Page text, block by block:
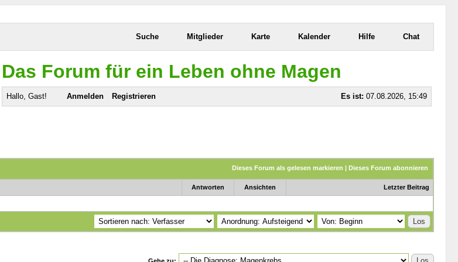
Suche Mitglieder Karte Kalender Hilfe Chat
Das Forum für ein Leben ohne Magen
Es ist: 07.08.2026, 15:49
Hallo, Gast! Anmelden Registrieren
Dieses Forum als gelesen markieren | Dieses Forum abonnieren
Antworten Ansichten Letzter Beitrag